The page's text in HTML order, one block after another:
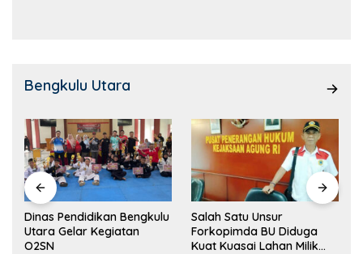
Bengkulu Utara
Dinas Pendidikan Bengkulu
Utara Gelar Kegiatan
O2SN
Salah Satu Unsur
Forkopimda BU Diduga
Kuat Kuasai Lahan Milik